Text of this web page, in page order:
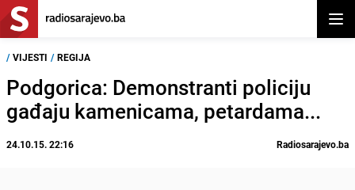
/ VIJESTI / REGIJA
Podgorica: Demonstranti policiju
gađaju kamenicama, petardama...
24.10.15. 22:16 Radiosarajevo.ba